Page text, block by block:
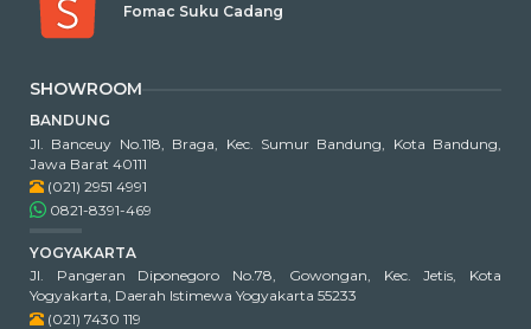
Fomac Suku Cadang
SHOWROOM
BANDUNG
Jl. Banceuy No.118, Braga, Kec. Sumur Bandung, Kota Bandung,
Jawa Barat 40111
(021) 2951 4991
0821-8391-469
YOGYAKARTA
Jl. Pangeran Diponegoro No.78, Gowongan, Kec. Jetis, Kota
Yogyakarta, Daerah Istimewa Yogyakarta 55233
(021) 7430 119